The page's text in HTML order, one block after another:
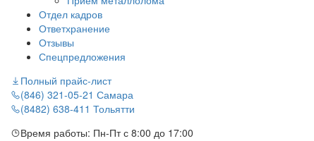
Отдел кадров
Ответхранение
Отзывы
Спецпредложения
Полный прайс-лист
(846) 321-05-21 Самара
(8482) 638-411 Тольятти
Время работы: Пн-Пт с 8:00 до 17:00